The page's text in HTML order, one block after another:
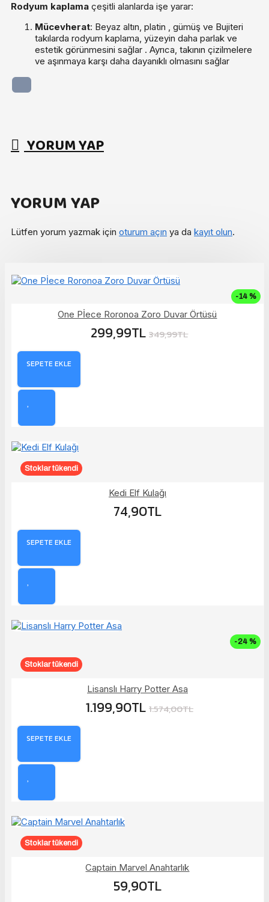
Rodyum kaplama çeşitli alanlarda işe yarar:
Mücevherat: Beyaz altın, platin , gümüş ve Bujiteri
takılarda rodyum kaplama, yüzeyin daha parlak ve
estetik görünmesini sağlar . Ayrıca, takının çizilmelere
ve aşınmaya karşı daha dayanıklı olmasını sağlar
YORUM YAP
YORUM YAP
Lütfen yorum yazmak için oturum açın ya da kayıt olun.
-14 %
One Pİece Roronoa Zoro Duvar Örtüsü
299,99TL 349,99TL
SEPETE EKLE
Stoklar tükendi
Kedi Elf Kulağı
74,90TL
SEPETE EKLE
-24 %
Stoklar tükendi
Lisanslı Harry Potter Asa
1.199,90TL 1.574,00TL
SEPETE EKLE
Stoklar tükendi
Captain Marvel Anahtarlık
59,90TL